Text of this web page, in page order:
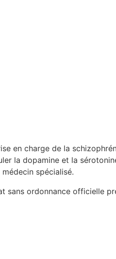
en charge de la
la dopamine et la
spécialisé.
sans ordonnance officielle